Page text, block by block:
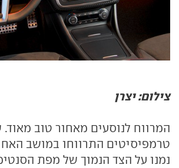
צילום: יצרן
המרווח לנוסעים מאחור טוב מאוד.
טרמפיסיטים התרווחו במושב
נמנו על הצד הנמוך של מפת